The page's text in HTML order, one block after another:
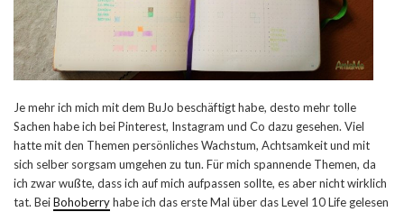
Je mehr ich mich mit dem BuJo beschäftigt habe, desto mehr tolle
Sachen habe ich bei Pinterest, Instagram und Co dazu gesehen. Viel
hatte mit den Themen persönliches Wachstum, Achtsamkeit und mit
sich selber sorgsam umgehen zu tun. Für mich spannende Themen, da
ich zwar wußte, dass ich auf mich aufpassen sollte, es aber nicht wirklich
tat. BeiBohoberryhabe ich das erste Mal über das Level 10 Life gelesen